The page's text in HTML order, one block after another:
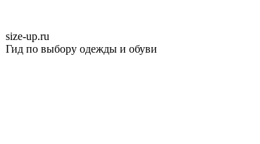
size-up.ru
Гид по выбору одежды и обуви